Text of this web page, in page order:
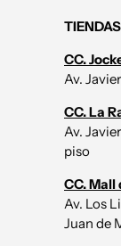
TIENDAS
CC.
Av.
CC. La
Av.
piso
CC. Mall
Av. Los
Juan de